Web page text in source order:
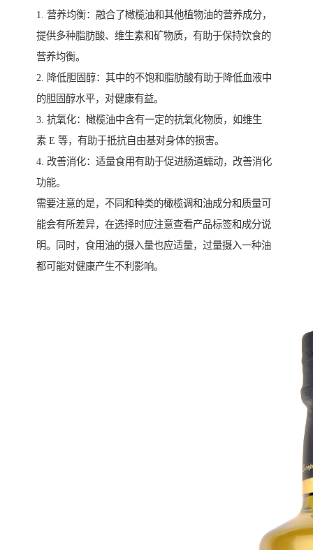
1. 营养均衡：融合了橄榄油和其他植物油的营养成分，
提供多种脂肪酸、维生素和矿物质，有助于保持饮食的
营养均衡。
2. 降低胆固醇：其中的不饱和脂肪酸有助于降低血液中
的胆固醇水平，对健康有益。
3. 抗氧化：橄榄油中含有一定的抗氧化物质，如维生
素 E 等，有助于抵抗自由基对身体的损害。
4. 改善消化：适量食用有助于促进肠道蠕动，改善消化
功能。
需要注意的是，不同和种类的橄榄调和油成分和质量可
能会有所差异，在选择时应注意查看产品标签和成分说
明。同时，食用油的摄入量也应适量，过量摄入一种油
都可能对健康产生不利影响。